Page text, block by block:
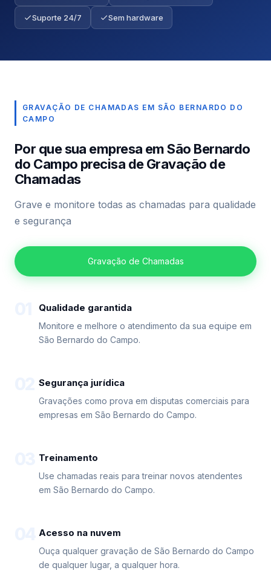
Suporte 24/7 Sem hardware
GRAVAÇÃO DE CHAMADAS EM SÃO BERNARDO DO
CAMPO
Por que sua empresa em São Bernardo
do Campo precisa de Gravação de
Chamadas
Grave e monitore todas as chamadas para qualidade
e segurança
Gravação de Chamadas
Qualidade garantida
Monitore e melhore o atendimento da sua equipe em
São Bernardo do Campo.
Segurança jurídica
Gravações como prova em disputas comerciais para
empresas em São Bernardo do Campo.
Treinamento
Use chamadas reais para treinar novos atendentes
em São Bernardo do Campo.
Acesso na nuvem
Ouça qualquer gravação de São Bernardo do Campo
de qualquer lugar, a qualquer hora.